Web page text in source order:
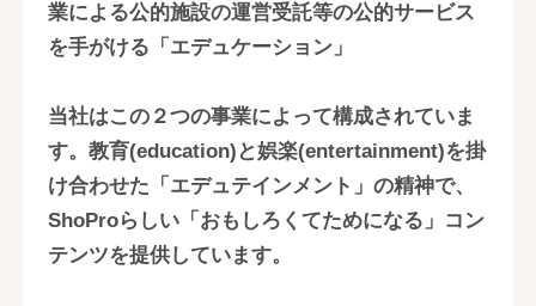
業による公的施設の運営受託等の公的サービス
を手がける「エデュケーション」
当社はこの２つの事業によって構成されていま
す。教育(education)と娯楽(entertainment)を掛
け合わせた「エデュテインメント」の精神で、
ShoProらしい「おもしろくてためになる」コン
テンツを提供しています。